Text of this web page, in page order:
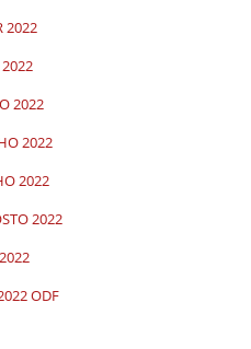
2022
2022
2022
2022
2022
2022
ODF